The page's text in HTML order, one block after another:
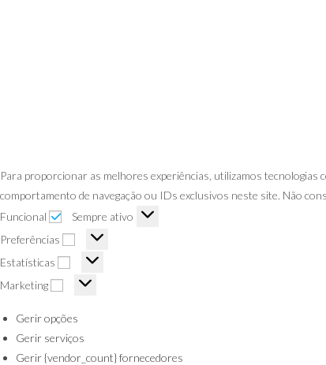
Para proporcionar as melhores experiências, utilizamos
comportamento de navegação ou IDs exclusivos neste site. Não
Funcional
Sempre ativo
Preferências
Estatísticas
Marketing
Gerir opções
Gerir serviços
Gerir {vendor_count} fornecedores